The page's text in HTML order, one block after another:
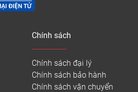
Chính sách
Chính sách đại lý
Chính sách bảo hành
Chính sách vận chuyển